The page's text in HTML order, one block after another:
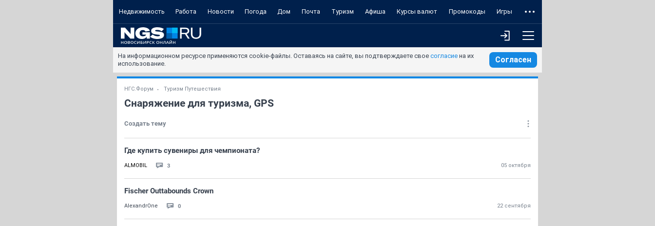
Недвижимость Работа Новости Погода Дом Почта Туризм Афиша Курсы валют Промокоды Игры
На информационном ресурсе применяются cookie-файлы. Оставаясь на сайте, вы подтверждаете свое согласие на их
использование.
Согласен
НГС.Форум Туризм Путешествия
Снаряжение для туризма, GPS
Создать тему
Где купить сувениры для чемпионата?
ALMOBIL 3 05 октября
Fischer Outtabounds Crown
AlexandrOne 0 22 сентября